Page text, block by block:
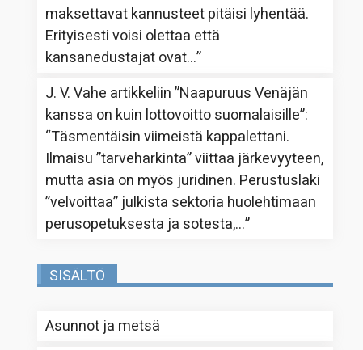
maksettavat kannusteet pitäisi lyhentää.
Erityisesti voisi olettaa että
kansanedustajat ovat…”
J. V. Vahe artikkeliin”Naapuruus Venäjän
kanssa on kuin lottovoitto suomalaisille”:
“Täsmentäisin viimeistä kappalettani.
Ilmaisu ”tarveharkinta” viittaa järkevyyteen,
mutta asia on myös juridinen. Perustuslaki
”velvoittaa” julkista sektoria huolehtimaan
perusopetuksesta ja sotesta,…”
SISÄLTÖ
Asunnot ja metsä